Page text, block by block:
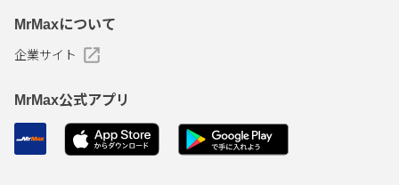
MrMaxについて
企業サイト
MrMax公式アプリ